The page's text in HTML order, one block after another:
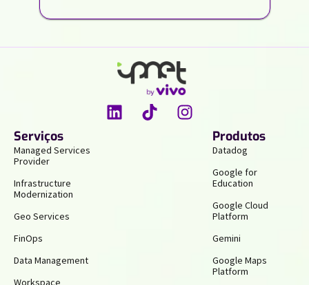
Serviços
Managed Services
Provider
Infrastructure
Modernization
Geo Services
FinOps
Data Management
Workspace
Produtos
Datadog
Google for
Education
Google Cloud
Platform
Gemini
Google Maps
Platform